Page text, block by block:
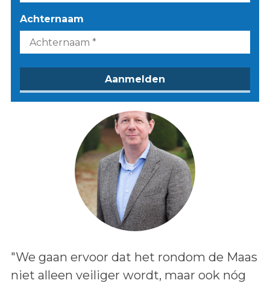
Achternaam
Lees het bericht:
"We gaan ervoor dat het rondom de Maas
niet alleen veiliger wordt, maar ook nóg